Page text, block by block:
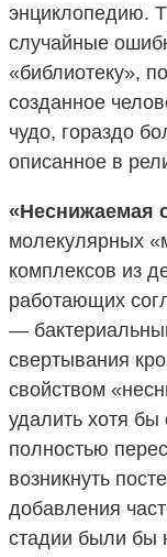
энциклопедию.
случайные
«библиотеку»,
созданное
чудо, гораздо
описанное в
«Неснижаемая
молекулярных
комплексов из
работающих
—
свертывания
свойством
удалить хотя бы
полностью
возникнуть
добавления
стадии были бы